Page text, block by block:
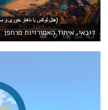
דובאי, איחוד האמירויות מרחפן